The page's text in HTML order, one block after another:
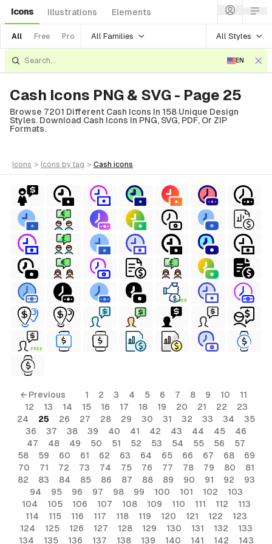
Icons Illustrations Elements
All Free Pro All Families All Styles
EN
Cash Icons PNG & SVG - Page 25
Browse 7201 Different Cash Icons In 158 Unique Design
Styles. Download Cash Icons In PNG, SVG, PDF, Or ZIP
Formats.
icons > icons by tag > cash icons
FREE
FREE
← Previous 1 2 3 4 5 6 7 8 9 10
11
12
13 14 15 16 17 18 19 20 21 22
23
24
25 26 27 28 29 30 31 32 33 34
35
36
37 38 39 40 41 42 43 44 45
46
47
48 49 50 51 52 53 54 55 56
57
58
59 60 61 62 63 64 65 66 67 68
69
70
71 72 73 74 75 76 77 78 79 80
81
82
83 84 85 86 87 88 89 90 91 92
93
94
95 96 97 98 99 100 101 102
103
104
105 106 107 108 109 110 111 112
113
114
115 116 117 118 119 120 121 122
123
124
125 126 127 128 129 130 131 132
133
134
135 136 137 138 139 140 141 142 143